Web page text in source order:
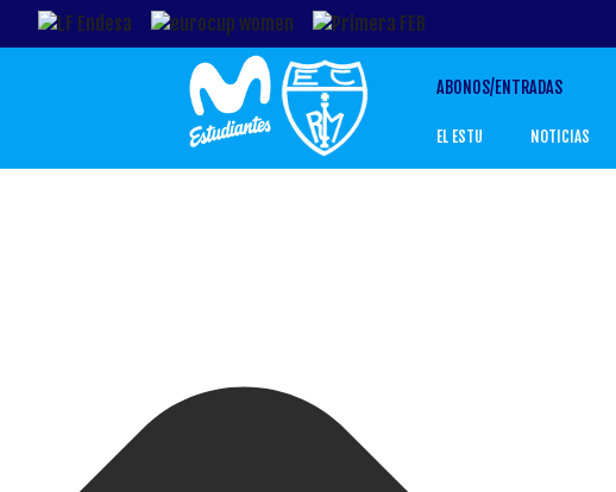
Gestionar el Consentimiento de las Cookies
ABONOS/ENTRADAS
EL ESTU NOTICIAS